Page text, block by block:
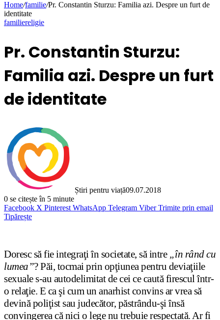
Home/familie/Pr. Constantin Sturzu: Familia azi. Despre un furt de
identitate
familiereligie
Pr. Constantin Sturzu:
Familia azi. Despre un furt
de identitate
Știri pentru viață09.07.2018
0 se citește în 5 minute
Facebook X Pinterest WhatsApp Telegram Viber Trimite prin email
Tipărește
Doresc să fie integraţi în societate, să intre „în rând cu
lumea”? Păi, tocmai prin opţiunea pentru deviaţiile
sexuale s-au autodelimitat de cei ce caută firescul într-
o relaţie. E ca şi cum un anarhist convins ar vrea să
devină poliţist sau judecător, păstrându-şi însă
convingerea că nici o lege nu trebuie respectată. Ar fi